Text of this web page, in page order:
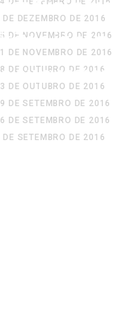
DE DEZEMBRO DE 2016
DE NOVEMBRO DE 2016
e mais
DE NOVEMBRO DE 2016
DE OUTUBRO DE 2016
e já com
13 DE OUTUBRO DE 2016
DE SETEMBRO DE 2016
ou o começo
DE SETEMBRO DE 2016
DE SETEMBRO DE 2016